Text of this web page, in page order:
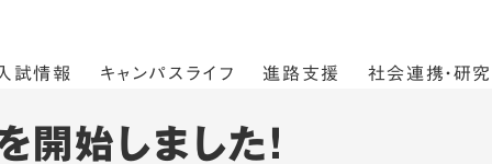
試情報 キャンパスライフ 進路支援 社会連携・研究
始しました！